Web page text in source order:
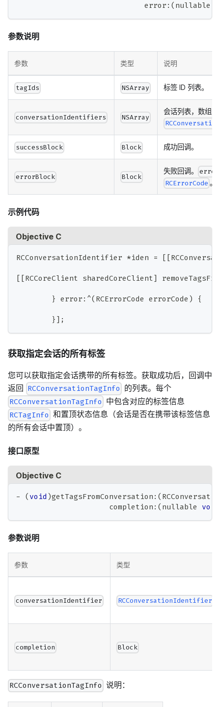
                             error
: ( nullable
参数说明
参数 类型 说明
tagIds NSArray 标签 ID 列表。
conversationIdentifiers NSArray
会话列表，数组
successBlock Block 成功回调。
errorBlock Block
失败回调。
RCErrorCode 。
示例代码
Objective C
RCConversationIdentifier *iden = [ [
[ [RCCoreClient sharedCoreClient]
} error : ^( RCErrorCode errorCode ) {
} ] ;
获取指定会话的所有标签
您可以获取指定会话携带的所有标签。获取成功后，回调中
返回 RCConversationTagInfo 的列表。每个
RCConversationTagInfo 中包含对应的标签信息
RCTagInfo 和置顶状态信息（会话是否在携带该标签信息
的所有会话中置顶）。
接口原型
Objective C
- ( void )getTagsFromConversation : (
                     completion
: ( nullable void
参数说明
参数 类型
conversationIdentifier RCConversationIdentifier
completion Block
RCConversationTagInfo 说明：